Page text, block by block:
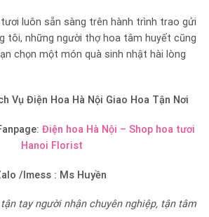
luôn sẵn sàng trên hành trình trao gửi
tôi, những người thợ hoa tâm huyết cũng
chọn một món quà sinh nhật hài lòng
Vụ Điện Hoa Hà Nội Giao Hoa Tận Nơi
Điện hoa Hà Nội – Shop hoa tươi
Hanoi Florist
/Imess : Ms Huyền
tay người nhận chuyên nghiệp, tận tâm